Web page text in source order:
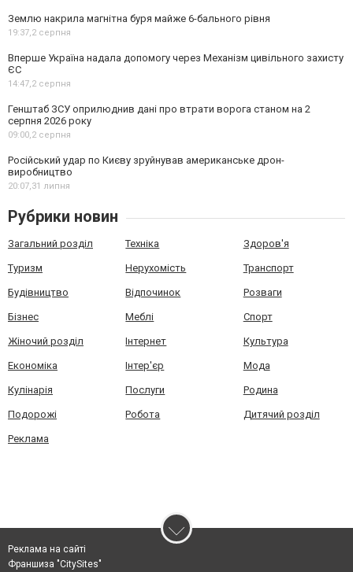
Землю накрила магнітна буря майже 6-бального рівня
19:37,2 серпня
Вперше Україна надала допомогу через Механізм цивільного захисту
ЄС
14:47,2 серпня
Генштаб ЗСУ оприлюднив дані про втрати ворога станом на 2
серпня 2026 року
09:00,2 серпня
Російський удар по Києву зруйнував американське дрон-
виробництво
20:07,31 липня
Рубрики новин
Загальний розділ Техніка Здоров'я
Туризм Нерухомість Транспорт
Будівництво Відпочинок Розваги
Бізнес Меблі Спорт
Жіночий розділ Інтернет Культура
Економіка Інтер'єр Мода
Кулінарія Послуги Родина
Подорожі Робота Дитячий розділ
Реклама
Реклама на сайті
Франшиза "CitySites"